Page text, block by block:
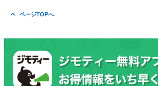
ページTOPへ